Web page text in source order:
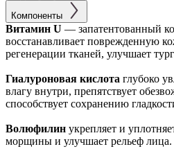
Компоненты
Витамин U — запатентованный
восстанавливает поврежденную
регенерации тканей, улучшает
Гиалуроновая кислота глубоко
влагу внутри, препятствует
способствует сохранению
Волюфилин укрепляет и
морщины и улучшает рельеф лица.